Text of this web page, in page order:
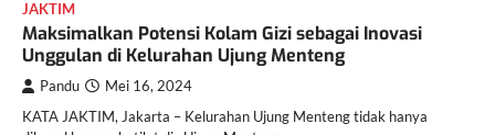
JAKTIM
Maksimalkan Potensi Kolam Gizi sebagai Inovasi
Unggulan di Kelurahan Ujung Menteng
Pandu Mei 16, 2024
KATA JAKTIM, Jakarta – Kelurahan Ujung Menteng tidak hanya